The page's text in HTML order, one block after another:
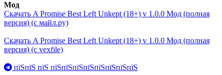
Мод
Скачать A Promise Best Left Unkept (18+) v 1.0.0 Мод (полная
версия) (с майл.ру)
Скачать A Promise Best Left Unkept (18+) v 1.0.0 Мод (полная
версия) (с vexfile)
пїЅпїЅ пїЅ пїЅпїЅпїЅпїЅпїЅпїЅпїЅпїЅ